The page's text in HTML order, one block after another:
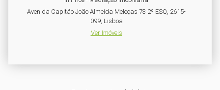
Avenida Capitão João Almeida Meleças 73 2º ESQ, 2615-
099, Lisboa
Ver Imóveis